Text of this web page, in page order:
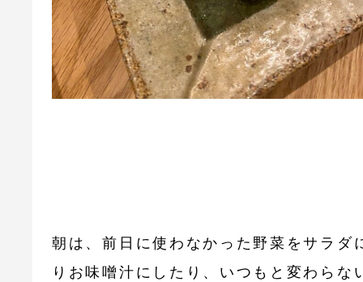
朝は、前日に使わなかった野菜をサラダ
りお味噌汁にしたり、いつもと変わらな